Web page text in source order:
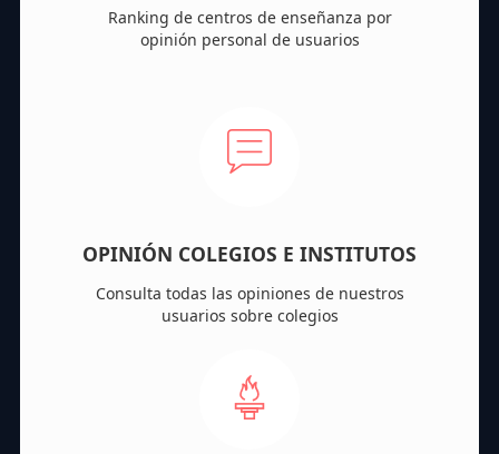
Ranking de centros de enseñanza por
opinión personal de usuarios
OPINIÓN COLEGIOS E INSTITUTOS
Consulta todas las opiniones de nuestros
usuarios sobre colegios